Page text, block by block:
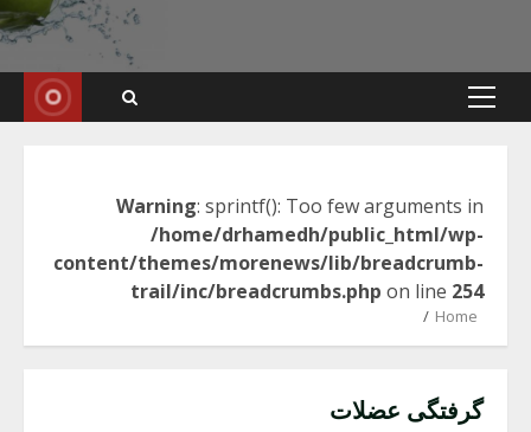
Primary
Warning: sprintf(): Too few arguments in
/home/drhamedh/public_html/wp-
content/themes/morenews/lib/breadcrumb-
trail/inc/breadcrumbs.php on line 254
Home
گرفتگی عضلات